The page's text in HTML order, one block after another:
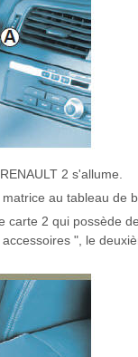
2 s'allume.
au tableau de
carte 2 qui possède
", le